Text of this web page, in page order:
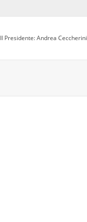
Il Presidente: Andrea Ceccherini